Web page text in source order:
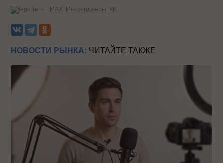
Теги: MAX Мессенджеры VK
НОВОСТИ РЫНКА: ЧИТАЙТЕ ТАКЖЕ